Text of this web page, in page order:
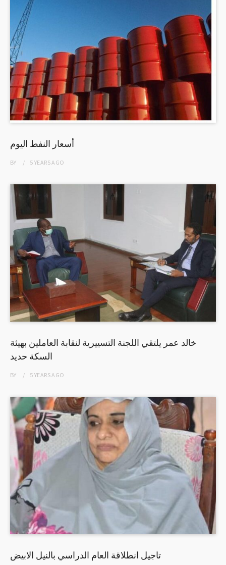
أسعار النفط اليوم
BY 5 YEARSAGO
خالد عمر يلتقي اللجنة التسييرية لنقابة العاملين بهيئة
السكة حديد
BY 5 YEARSAGO
تاجيل انطلاقة العام الدراسي بالنيل الابيض